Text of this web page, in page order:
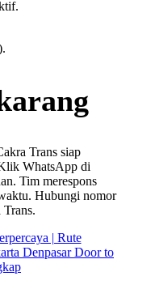
Trans siap
WhatsApp di
Tim merespons
Hubungi nomor
| Rute
Denpasar Door to